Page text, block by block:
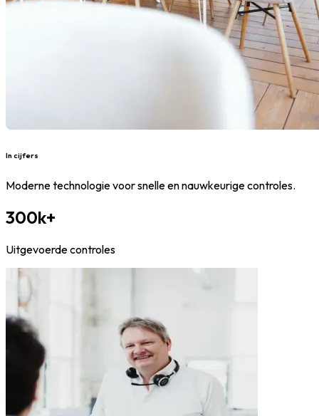
In cijfers
Moderne technologie voor snelle en nauwkeurige controles.
300k+
Uitgevoerde controles